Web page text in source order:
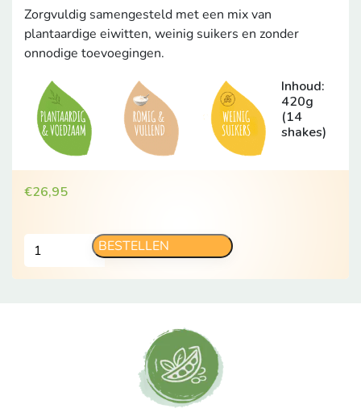
Zorgvuldig samengesteld met een mix van
plantaardige eiwitten, weinig suikers en zonder
onnodige toevoegingen.
Inhoud:
420g
(14
shakes)
€26,95
Vanilla
shake
BESTELLEN